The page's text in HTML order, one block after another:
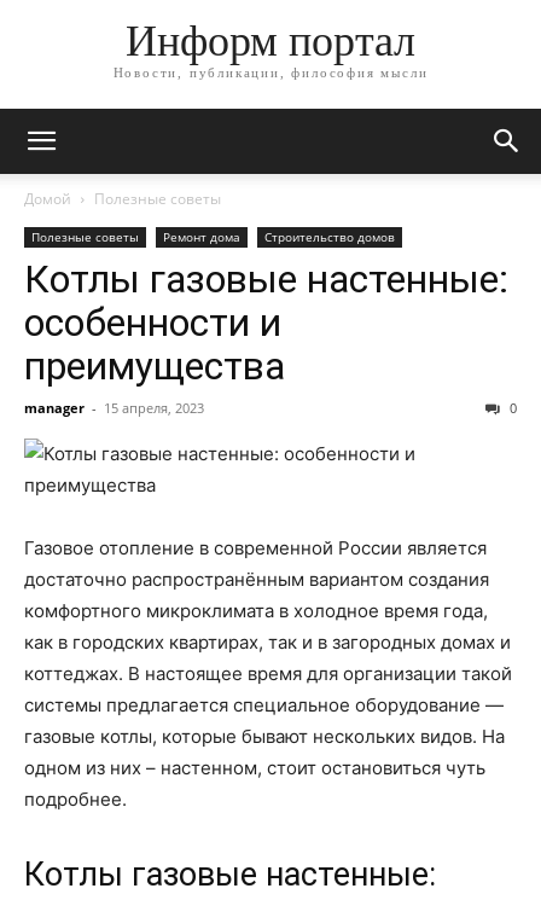
Информ портал
Новости, публикации, философия мысли
Домой Полезные советы
Полезные советы Ремонт дома Строительство домов
Котлы газовые настенные:
особенности и
преимущества
manager - 15 апреля, 2023 0
Газовое отопление в современной России является
достаточно распространённым вариантом создания
комфортного микроклимата в холодное время года,
как в городских квартирах, так и в загородных домах и
коттеджах. В настоящее время для организации такой
системы предлагается специальное оборудование —
газовые котлы, которые бывают нескольких видов. На
одном из них – настенном, стоит остановиться чуть
подробнее.
Котлы газовые настенные: